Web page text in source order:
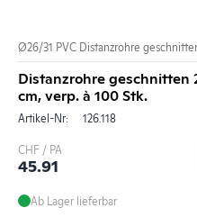
Ø26/31 PVC Distanzrohre
Distanzrohre geschnitten
cm, verp. à 100 Stk.
Artikel-Nr: 126.118
CHF / PA
45.91
Ab Lager lieferbar